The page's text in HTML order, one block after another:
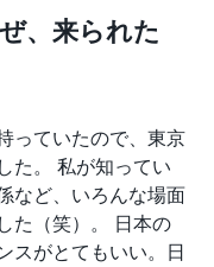
、来られた
っていたので、東京
た。 私が知ってい
など、いろんな場面
た（笑）。 日本の
スがとてもいい。日